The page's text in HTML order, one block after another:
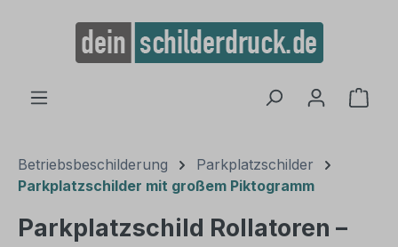
springen
Betriebsbeschilderung
Parkplatzschilder
Parkplatzschilder mit großem Piktogramm
Parkplatzschild Rollatoren –